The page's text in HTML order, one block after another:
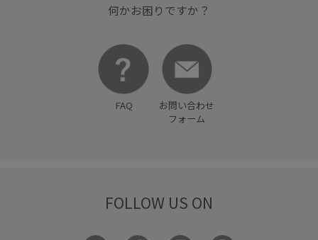
何かお困りですか？
FAQ
お問い合わせ
フォーム
FOLLOW US ON